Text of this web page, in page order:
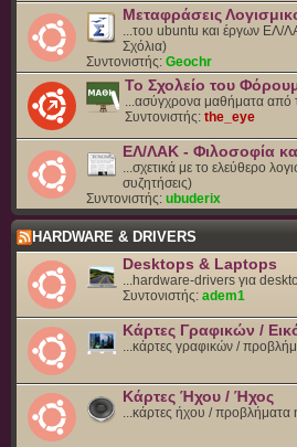
Μεταφράσεις
...του ubuntu και έργων ΕΛ/
Σχόλια)
Συντονιστής: Geochr
Το Σχολείο του
...ασύγχρονα μαθήματα από
Συντονιστής: the_eye
ΕΛ/ΛΑΚ - Φιλοσοφία
...σχετικά με το ελεύθερο
συζητήσεις)
Συντονιστής: ubuderix
HARDWARE & DRIVERS
Desktops & Laptops
...hardware-drivers για
Συντονιστής: adem1
Κάρτες Γραφικών /
...κάρτες γραφικών /
Κάρτες Ήχου / Ήχος
...κάρτες ήχου / προβλήματα